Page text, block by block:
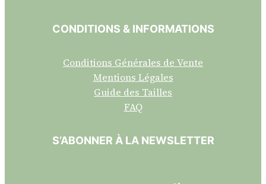
CONDITIONS & INFORMATIONS
Conditions Générales de Vente
Mentions Légales
Guide des Tailles
FAQ
S’ABONNER À LA NEWSLETTER